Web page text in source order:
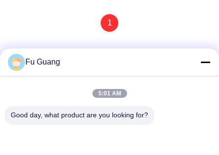
1
- Não, não.53, SCIENCE AVENUE, HIGH-TECH DISTRICT,
Fu Guang
5:01 AM
Good day, what product are you looking for?